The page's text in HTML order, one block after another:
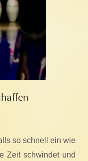
so schnell ein wie
Zeit schwindet und